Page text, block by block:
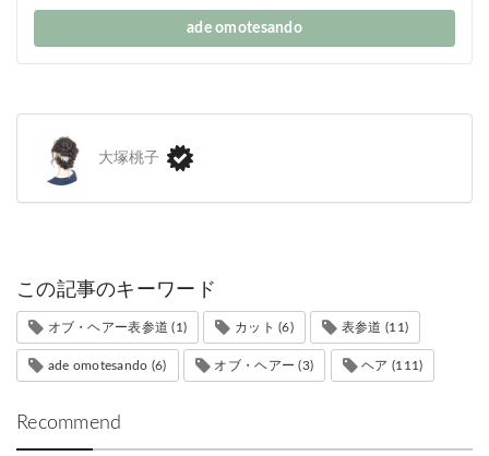
ade omotesando
大塚桃子
この記事のキーワード
オブ・ヘアー表参道 (1) カット (6) 表参道 (11)
ade omotesando (6) オブ・ヘアー (3) ヘア (111)
Recommend